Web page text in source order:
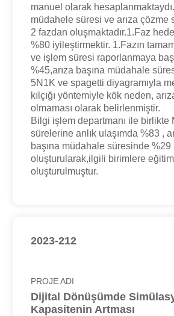
manuel olarak
müdahele süresi ve arıza çözme
2 fazdan oluşmaktadır.1.Faz
%80 iyileştirmektir. 1.Fazın
ve işlem süresi raporlanmaya
%45,arıza başına müdahale
5N1K ve spagetti diyagramıyla
kılçığı yöntemiyle kök neden,
olmaması olarak belirlenmiştir.
Bilgi işlem departmanı ile birlikte
sürelerine anlık ulaşımda %83 ,
başına müdahale süresinde
oluşturularak,ilgili birimlere
oluşturulmuştur.
2023-212
PROJE ADI
Dijital Dönüşümde
Kapasitenin Artması